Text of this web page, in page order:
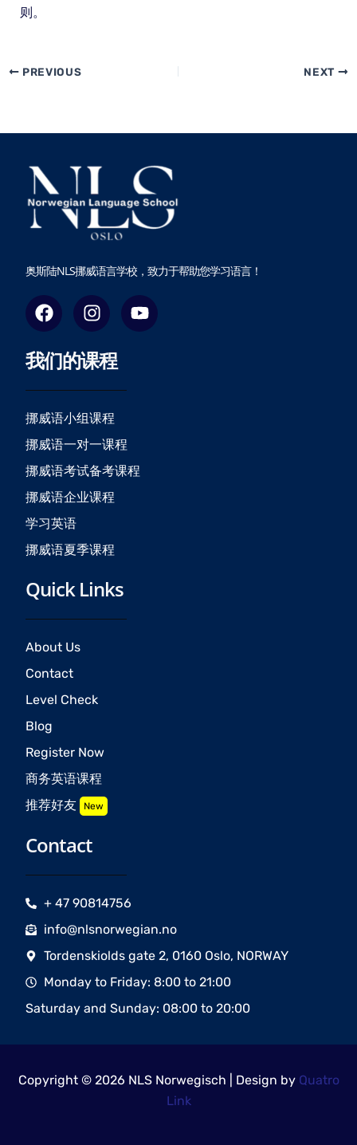
则。
PREVIOUS NEXT
奥斯陆NLS挪威语言学校，致力于帮助您学习语言！
F
a
c
e
b
o
o
k
I
n
s
t
a
g
r
a
m
Y
o
u
我们的课程
挪威语小组课程
挪威语一对一课程
挪威语考试备考课程
挪威语企业课程
学习英语
挪威语夏季课程
Quick Links
About Us
Contact
Level Check
Blog
Register Now
商务英语课程
推荐好友 New
Contact
+ 47 90814756
info@nlsnorwegian.no
Tordenskiolds gate 2, 0160 Oslo, NORWAY
Monday to Friday: 8:00 to 21:00
Saturday and Sunday: 08:00 to 20:00
Copyright © 2026 NLS Norwegisch | Design by Quatro
Link